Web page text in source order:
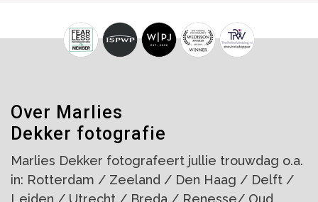
Over Marlies
Dekker fotografie
Marlies Dekker fotografeert jullie trouwdag o.a.
in: Rotterdam / Zeeland / Den Haag / Delft /